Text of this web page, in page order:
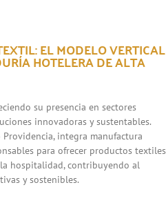
EL MODELO VERTICAL
HOTELERA DE ALTA
su presencia en sectores
innovadoras y sustentables.
integra manufactura
para ofrecer productos textiles
hospitalidad, contribuyendo al
y sostenibles.